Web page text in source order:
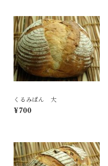
くるみぱん 大
¥700